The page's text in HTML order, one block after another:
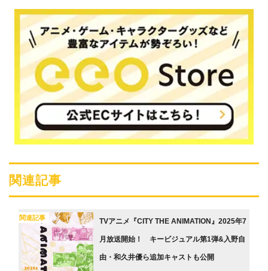
関連記事
関連記事 TVアニメ『CITY THE ANIMATION』2025年7
月放送開始！ キービジュアル第1弾&入野自
由・和久井優ら追加キャストも公開